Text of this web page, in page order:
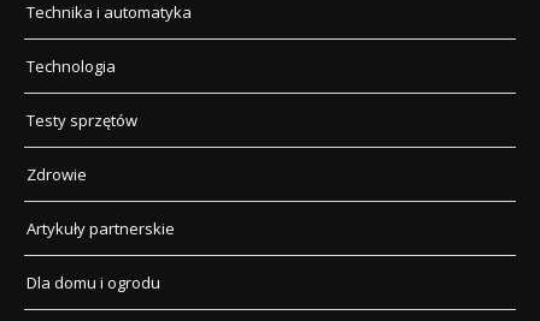
Technika i automatyka
Technologia
Testy sprzętów
Zdrowie
Artykuły partnerskie
Dla domu i ogrodu